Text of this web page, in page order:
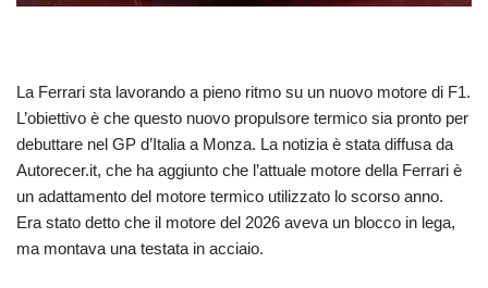
La Ferrari sta lavorando a pieno ritmo su un nuovo motore di F1.
L’obiettivo è che questo nuovo propulsore termico sia pronto per
debuttare nel GP d’Italia a Monza. La notizia è stata diffusa da
Autorecer.it, che ha aggiunto che l’attuale motore della Ferrari è
un adattamento del motore termico utilizzato lo scorso anno.
Era stato detto che il motore del 2026 aveva un blocco in lega,
ma montava una testata in acciaio.